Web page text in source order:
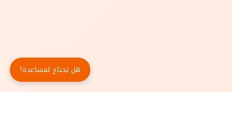
هل تحتاج لمساعدة؟